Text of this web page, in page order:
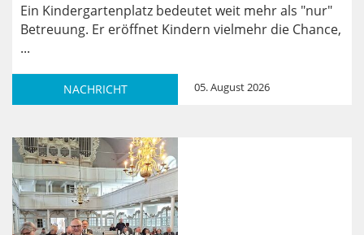
Ein Kindergartenplatz bedeutet weit mehr als "nur"
Betreuung. Er eröffnet Kindern vielmehr die Chance,
...
NACHRICHT 05. August 2026